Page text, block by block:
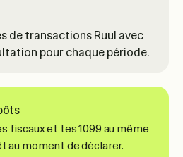
fiscaux et tes 1099 au même
au moment de déclarer.